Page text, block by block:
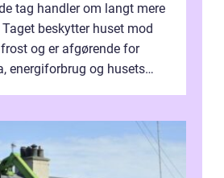
tag handler om langt mere
beskytter huset mod
og er afgørende for
energiforbrug og husets